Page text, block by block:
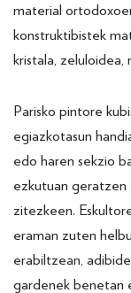
material
konstruktibistek
kristala, zeluloidea,
Parisko pintore
egiazkotasun
edo haren sekzio
ezkutuan geratzen
zitezkeen.
eraman zuten
erabiltzean,
gardenek benetan